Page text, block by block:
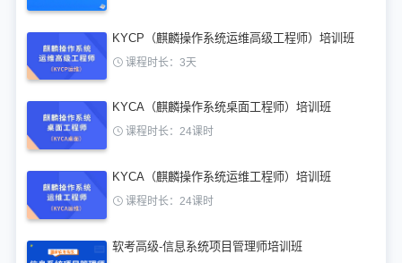
KYCP（麒麟操作系统运维高级工程师）培训班
课程时长：3天
KYCA（麒麟操作系统桌面工程师）培训班
课程时长：24课时
KYCA（麒麟操作系统运维工程师）培训班
课程时长：24课时
软考高级-信息系统项目管理师培训班